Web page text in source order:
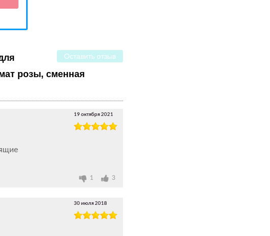
Оставить отзыв
розы, сменная
19 октября 2021
1 3
30 июля 2018